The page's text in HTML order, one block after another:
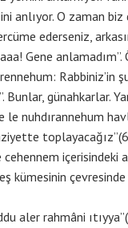
anlıyor. O zaman
ederseniz,
Gene
Rabbiniz’in
günahkarlar.
le nuhdırannehum
içerisindeki
kümesinin
aler rahmâni